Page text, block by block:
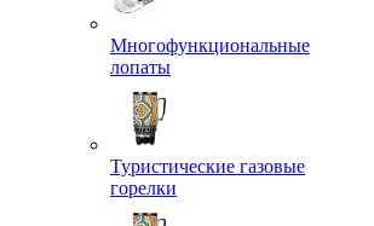
Многофункциональные
лопаты
Туристические газовые
горелки